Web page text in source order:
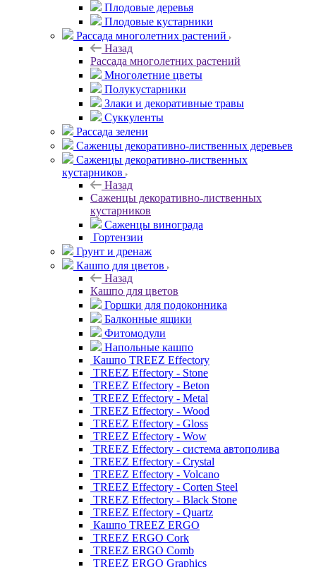
Плодовые деревья
Плодовые кустарники
Рассада многолетних растений
Назад
Рассада многолетних растений
Многолетние цветы
Полукустарники
Злаки и декоративные травы
Суккуленты
Рассада зелени
Саженцы декоративно-лиственных деревьев
Саженцы декоративно-лиственных
кустарников
Назад
Саженцы декоративно-лиственных
кустарников
Саженцы винограда
Гортензии
Грунт и дренаж
Кашпо для цветов
Назад
Кашпо для цветов
Горшки для подоконника
Балконные ящики
Фитомодули
Напольные кашпо
Кашпо TREEZ Effectory
TREEZ Effectory - Stone
TREEZ Effectory - Beton
TREEZ Effectory - Metal
TREEZ Effectory - Wood
TREEZ Effectory - Gloss
TREEZ Effectory - Wow
TREEZ Effectory - система автополива
TREEZ Effectory - Crystal
TREEZ Effectory - Volcano
TREEZ Effectory - Corten Steel
TREEZ Effectory - Black Stone
TREEZ Effectory - Quartz
Кашпо TREEZ ERGO
TREEZ ERGO Cork
TREEZ ERGO Comb
TREEZ ERGO Graphics